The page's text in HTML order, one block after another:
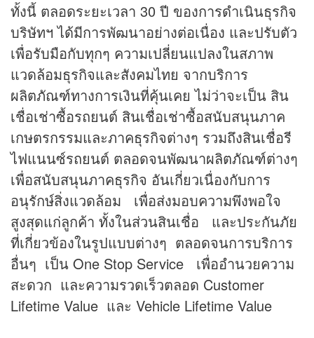
ทั้งนี้ ตลอดระยะเวลา 30 ปี ของการดำเนินธุรกิจ
บริษัทฯ ได้มีการพัฒนาอย่างต่อเนื่อง และปรับตัว
เพื่อรับมือกับทุกๆ ความเปลี่ยนแปลงในสภาพ
แวดล้อมธุรกิจและสังคมไทย จากบริการ
ผลิตภัณฑ์ทางการเงินที่คุ้นเคย ไม่ว่าจะเป็น สิน
เชื่อเช่าซื้อรถยนต์ สินเชื่อเช่าซื้อสนับสนุนภาค
เกษตรกรรมและภาคธุรกิจต่างๆ รวมถึงสินเชื่อรี
ไฟแนนซ์รถยนต์ ตลอดจนพัฒนาผลิตภัณฑ์ต่างๆ
เพื่อสนับสนุนภาคธุรกิจ อันเกี่ยวเนื่องกับการ
อนุรักษ์สิ่งแวดล้อม เพื่อส่งมอบความพึงพอใจ
สูงสุดแก่ลูกค้า ทั้งในส่วนสินเชื่อ และประกันภัย
ที่เกี่ยวข้องในรูปแบบต่างๆ ตลอดจนการบริการ
อื่นๆ เป็น One Stop Service เพื่ออำนวยความ
สะดวก และความรวดเร็วตลอด Customer
Lifetime Value และ Vehicle Lifetime Value